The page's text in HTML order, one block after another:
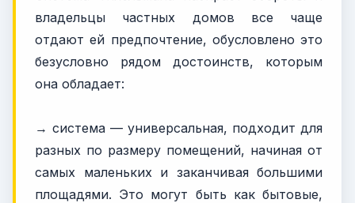
владельцы частных домов все чаще
отдают ей предпочтение, обусловлено это
безусловно рядом достоинств, которым
она обладает:
→ система — универсальная, подходит для
разных по размеру помещений, начиная от
самых маленьких и заканчивая большими
площадями. Это могут быть как бытовые,